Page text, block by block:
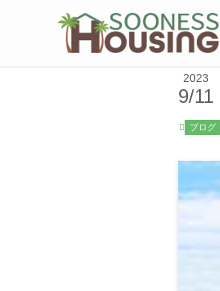
2023
9/11
ブログ